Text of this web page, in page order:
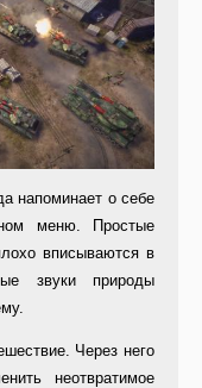
напоминает о себе
меню. Простые
вписываются в
звуки природы
Через него
неотвратимое